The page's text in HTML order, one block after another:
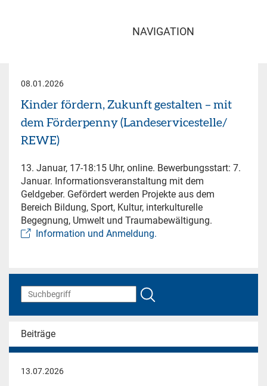
NAVIGATION
08.01.2026
Kinder fördern, Zukunft gestalten – mit
dem Förderpenny (Landeservicestelle/
REWE)
13. Januar, 17-18:15 Uhr, online. Bewerbungsstart: 7.
Januar. Informationsveranstaltung mit dem
Geldgeber. Gefördert werden Projekte aus dem
Bereich Bildung, Sport, Kultur, interkulturelle
Begegnung, Umwelt und Traumabewältigung.
Information und Anmeldung.
Beiträge
13.07.2026